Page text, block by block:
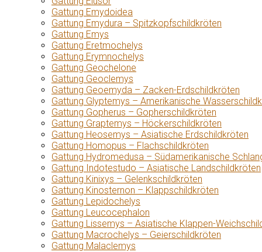
Gattung Emydoidea
Gattung Emydura – Spitzkopfschildkröten
Gattung Emys
Gattung Eretmochelys
Gattung Erymnochelys
Gattung Geochelone
Gattung Geoclemys
Gattung Geoemyda – Zacken-Erdschildkröten
Gattung Glyptemys – Amerikanische
Gattung Gopherus – Gopherschildkröten
Gattung Graptemys – Höckerschildkröten
Gattung Heosemys – Asiatische Erdschildkröten
Gattung Homopus – Flachschildkröten
Gattung Hydromedusa – Südamerikanische
Gattung Indotestudo – Asiatische Landschildkröten
Gattung Kinixys – Gelenkschildkröten
Gattung Kinosternon – Klappschildkröten
Gattung Lepidochelys
Gattung Leucocephalon
Gattung Lissemys – Asiatische Klappen-
Gattung Macrochelys – Geierschildkröten
Gattung Malaclemys